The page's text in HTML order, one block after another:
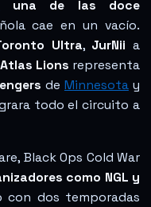
una de las doce
cae en un vacío.
Ultra, JurNii a
Lions representa
de Minnesotay
todo el circuito a
Black Ops Cold War
como NGL y
con dos temporadas